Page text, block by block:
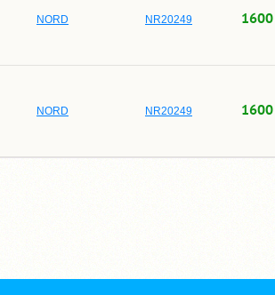
NORD NR20249 1600
NORD NR20249 1600